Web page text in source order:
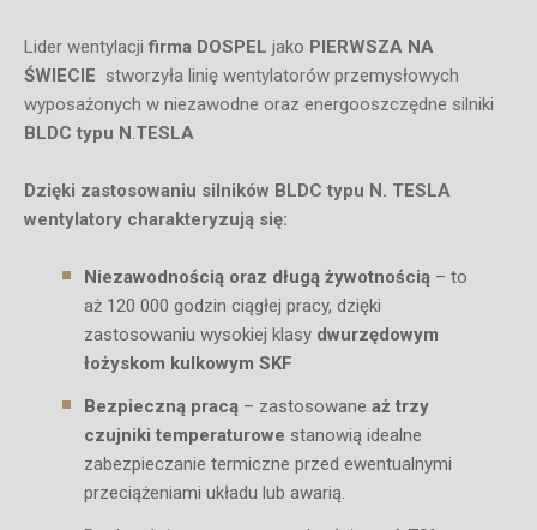
Lider wentylacji firma DOSPEL jako PIERWSZA NA
ŚWIECIE stworzyła linię wentylatorów przemysłowych
wyposażonych w niezawodne oraz energooszczędne silniki
BLDC typu N.TESLA
Dzięki zastosowaniu silników BLDC typu N. TESLA
wentylatory charakteryzują się:
Niezawodnością oraz długą żywotnością – to
aż 120 000 godzin ciągłej pracy, dzięki
zastosowaniu wysokiej klasy dwurzędowym
łożyskom kulkowym SKF
Bezpieczną pracą – zastosowane aż trzy
czujniki temperaturowe stanowią idealne
zabezpieczanie termiczne przed ewentualnymi
przeciążeniami układu lub awarią.